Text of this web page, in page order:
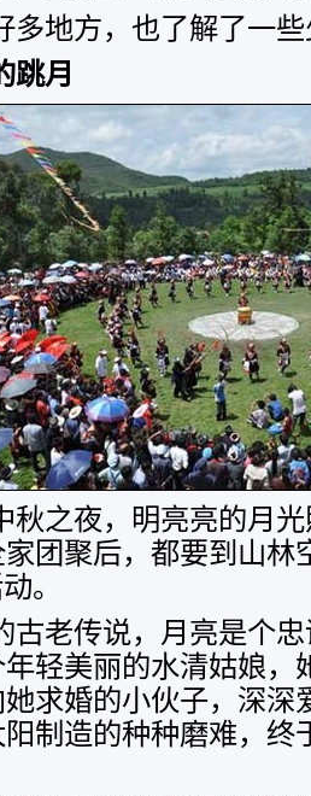
多地方，也了解了一
跳月
秋之夜，明亮亮的月
团聚后，都要到山林
。
古老传说，月亮是个
轻美丽的水清姑娘，
求婚的小伙子，深深
制造的种种磨难，终